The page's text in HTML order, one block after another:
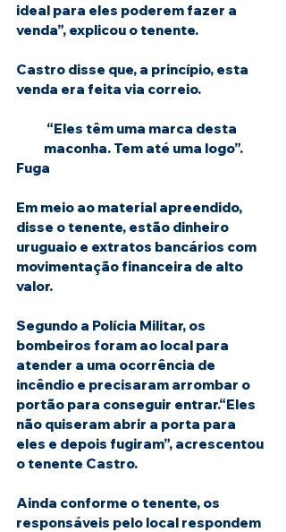
ideal para eles poderem fazer a
venda”, explicou o tenente.
Castro disse que, a princípio, esta
venda era feita via correio.
“Eles têm uma marca desta
maconha. Tem até uma logo”.
Fuga
Em meio ao material apreendido,
disse o tenente, estão dinheiro
uruguaio e extratos bancários com
movimentação financeira de alto
valor.
Segundo a Polícia Militar, os
bombeiros foram ao local para
atender a uma ocorrência de
incêndio e precisaram arrombar o
portão para conseguir entrar.“Eles
não quiseram abrir a porta para
eles e depois fugiram”, acrescentou
o tenente Castro.
Ainda conforme o tenente, os
responsáveis pelo local respondem